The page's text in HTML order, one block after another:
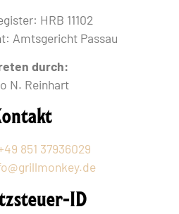
HRB 11102
Amtsgericht Passau
durch:
N. Reinhart
851 37936029
ID